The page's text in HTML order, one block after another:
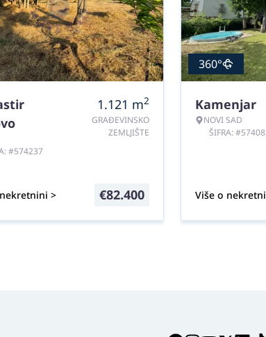
#574237
1.121 m2
GRAĐEVINSKO
ZEMLJIŠTE
> €82.400
360°
Kamenjar
NOVI SAD
ŠIFRA:
Više o